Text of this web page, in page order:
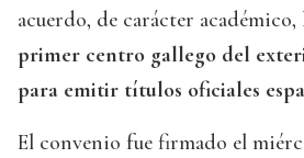
acuerdo, de carácter
primer centro gallego del
para emitir títulos oficiales
El convenio fue firmado el